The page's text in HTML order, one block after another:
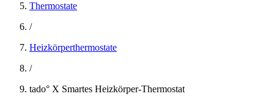
Thermostate
/
Heizkörperthermostate
/
tado° X Smartes Heizkörper-Thermostat